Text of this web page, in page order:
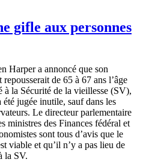
gifle aux personnes
Harper a annoncé que son
repousserait de 65 à 67 ans l’âge
à la Sécurité de la vieillesse (SV),
été jugée inutile, sauf dans les
. Le directeur parlementaire
ministres des Finances fédéral et
sont tous d’avis que le
viable et qu’il n’y a pas lieu de
la SV.